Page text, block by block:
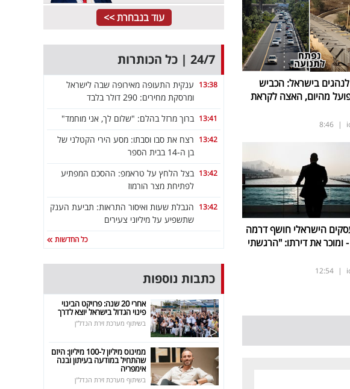
בישראל: הכביש
מהיום, האצה לקראת
|
8:46
הישראלי חושף דרמה
ומוכר את דירתו: "הרגשתי
|
12:54
עוד בנבחרת >>
24/7 | כל הכותרות
13:38 ענקית התעופה מאירופה שבה לישראל
ומרסקת מחירים: 290 דולר בלבד
13:41 ברוך מרזל בהלם: "שלום לך, אני מוחמד"
13:42 רצח את סבו וסבתו: מסע הירי הקטלני של
בן ה-14 בבית הספר
13:42 בצל הלחץ על טראמפ: ההסכם המפתיע
לפתיחת מצר הורמוז
13:42 הגבלת שעות ואיסור התראות: תביעת הענק
שתשפיע על מיליוני צעירים
כל החדשות
כתבות נוספות
אחרי 20 שנה: פרויקט הבינוי
פינוי הגדול בישראל יוצא לדרך
בשיתוף מערכת זירת הנדל"ן
ממינוס מיליון ל-100 מיליון: היזם
שהתחיל במודעה בעיתון ובנה
אימפריה
בשיתוף מערכת זירת הנדל"ן